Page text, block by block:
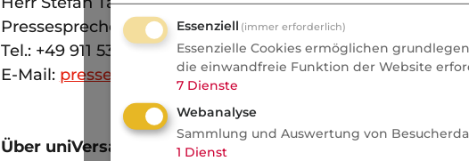
Pressesprecher
Tel.: +49 911 5307-1698
E-Mail: presse@universa.de
Über uniVersa
Essenziell (immer erforderlich)
Essenzielle Cookies ermöglichen
die einwandfreie Funktion der Website
7 Dienste
Webanalyse
Sammlung und Auswertung von
1 Dienst